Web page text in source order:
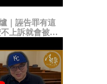
｜誣告罪有這
上訴就會被